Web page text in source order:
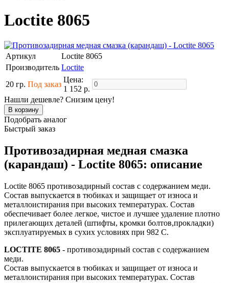
Loctite 8065
Артикул
Loctite 8065
Производитель Loctite
20 гр. Под заказ
Цена:
1 152 р.
Нашли дешевле? Снизим цену!
Подобрать аналог
Быстрый заказ
Противозадирная медная смазка
(карандаш) - Loctite 8065: описание
Loctite 8065 противозадирный состав с содержанием меди.
Состав выпускается в тюбиках и защищает от износа и
металлоистирания при высоких температурах. Состав
обеспечивает более легкое, чистое и лучшее удаление плотно
прилегающих деталей (штифты, кромки болтов,прокладки)
эксплуатируемых в сухих условиях при 982 С.
LOCTITE 8065 - противозадирный состав с содержанием
меди.
Состав выпускается в тюбиках и защищает от износа и
металлоистирания при высоких температурах. Состав